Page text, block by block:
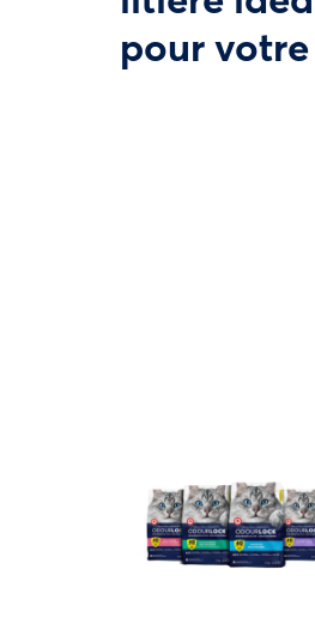
pour